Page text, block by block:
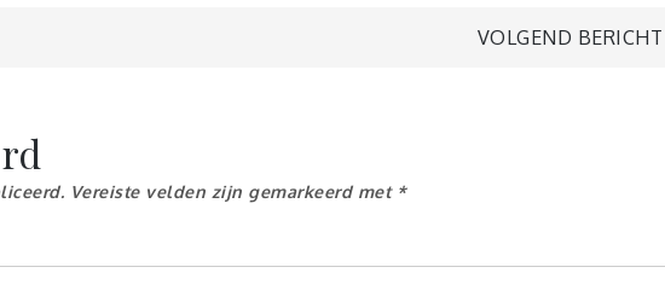
VOLGEND BERICHT
Vereiste velden zijn gemarkeerd met *